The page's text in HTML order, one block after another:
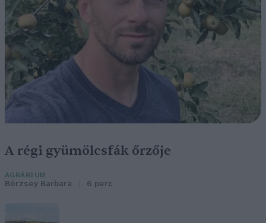
A régi gyümölcsfák őrzője
AGRÁRIUM
Börzsey Barbara 6 perc